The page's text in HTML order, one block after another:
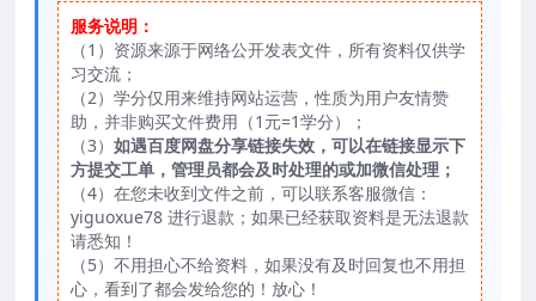
服务说明：
（1）资源来源于网络公开发表文件，所有资料仅供学
习交流；
（2）学分仅用来维持网站运营，性质为用户友情赞
助，并非购买文件费用（1元=1学分）；
（3） 如遇百度网盘分享链接失效，可以在链接显示下
方提交工单，管理员都会及时处理的或加微信处理；
（4）在您未收到文件之前，可以联系客服微信：
yiguoxue78 进行退款；如果已经获取资料是无法退款
请悉知！
（5）不用担心不给资料，如果没有及时回复也不用担
心，看到了都会发给您的！放心！